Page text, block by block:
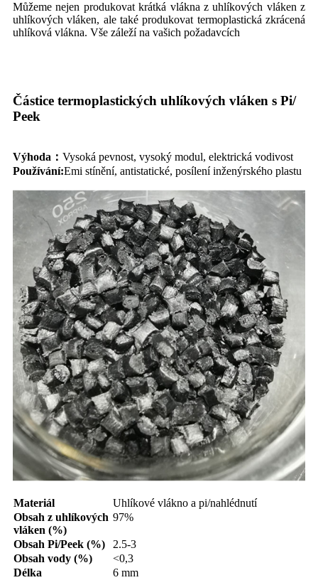
Můžeme nejen produkovat krátká vlákna z uhlíkových vláken z
uhlíkových vláken, ale také produkovat termoplastická zkrácená
uhlíková vlákna. Vše záleží na vašich požadavcích
Částice termoplastických uhlíkových vláken s Pi/
Peek
Výhoda ： Vysoká pevnost, vysoký modul, elektrická vodivost
Používání:Emi stínění, antistatické, posílení inženýrského plastu
Materiál
Uhlíkové vlákno a pi/nahlédnutí
Obsah z uhlíkových
vláken (%)
97%
Obsah Pi/Peek (%)
2.5-3
Obsah vody (%)
<0,3
Délka
6 mm